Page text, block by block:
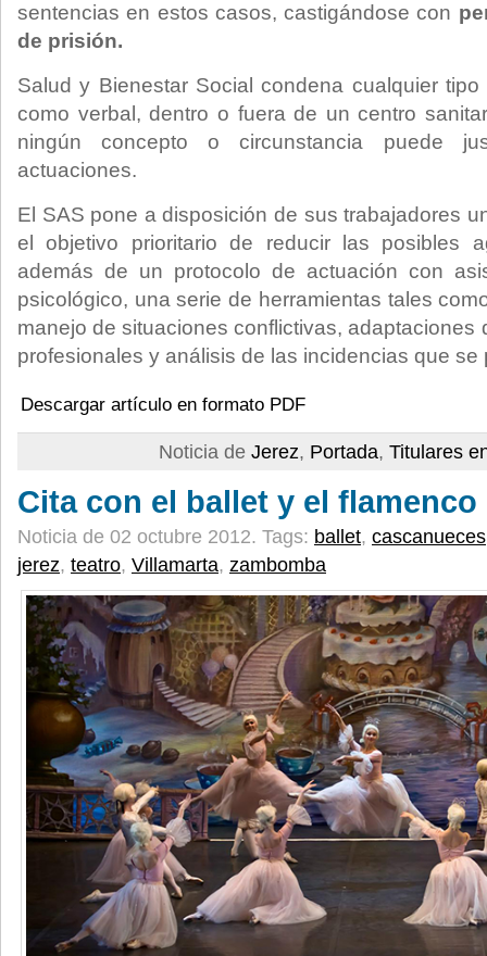
sentencias en estos casos, castigándose con
de prisión.
Salud y Bienestar Social condena cualquier
como verbal, dentro o fuera de un centro
ningún concepto o circunstancia puede
actuaciones.
El SAS pone a disposición de sus trabajadores
el objetivo prioritario de reducir las posibles
además de un protocolo de actuación con
psicológico, una serie de herramientas tales
manejo de situaciones conflictivas, adaptaciones
profesionales y análisis de las incidencias que se
Descargar artículo en formato PDF
Noticia de Jerez, Portada, Titulares
Cita con el ballet y el flamenco
Noticia de 02 octubre 2012. Tags: ballet, cascanueces
jerez, teatro, Villamarta, zambomba